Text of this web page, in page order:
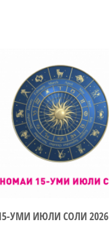
УМИ ИЮЛИ СОЛИ 2026